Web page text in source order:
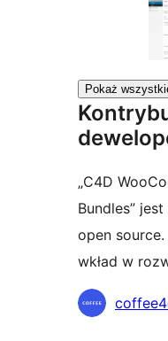
Pokaż
„C4D
Bundles”
open
wkład w